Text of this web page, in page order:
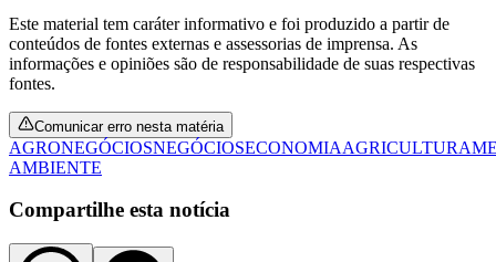
Este material tem caráter informativo e foi produzido a partir de
conteúdos de fontes externas e assessorias de imprensa. As
informações e opiniões são de responsabilidade de suas respectivas
fontes.
Comunicar erro nesta matéria
AGRONEGÓCIOSNEGÓCIOSECONOMIAAGRICULTURA
AMBIENTE
Compartilhe esta notícia